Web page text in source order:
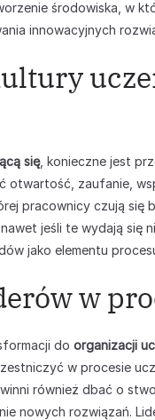
środowiska, w
innowacyjnych
się, konieczne jest
otwartość, zaufanie,
pracownicy czują się
jeśli te wydają się
jako elementu
w
do organizacji
w procesie
również dbać o
nowych rozwiązań.